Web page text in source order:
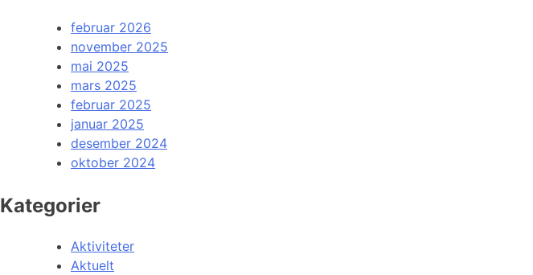
februar 2026
november 2025
mai 2025
mars 2025
februar 2025
januar 2025
desember 2024
oktober 2024
Kategorier
Aktiviteter
Aktuelt